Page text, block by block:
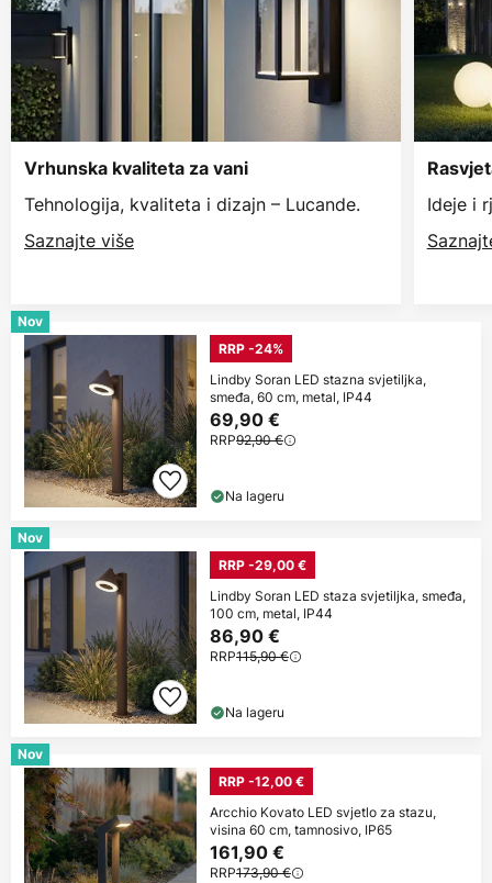
Vrhunska kvaliteta za vani
Tehnologija, kvaliteta i dizajn – Lucande.
Saznajte više
Ideje i
Nov
RRP -24%
Lindby Soran LED stazna svjetiljka,
smeđa, 60 cm, metal, IP44
69,90 €
RRP92,90 €
Na lageru
Nov
RRP -29,00 €
Lindby Soran LED staza svjetiljka, smeđa,
100 cm, metal, IP44
86,90 €
RRP115,90 €
Na lageru
Nov
RRP -12,00 €
Arcchio Kovato LED svjetlo za stazu,
visina 60 cm, tamnosivo, IP65
161,90 €
RRP173,90 €